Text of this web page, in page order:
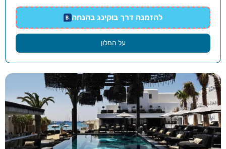
להזמנה דרך בוקינג בהנחה
על המלון